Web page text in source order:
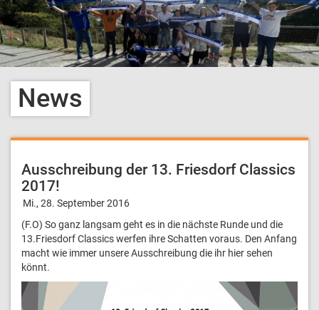
News
Ausschreibung der 13. Friesdorf Classics
2017!
Mi., 28. September 2016
(F.O) So ganz langsam geht es in die nächste Runde und die
13.Friesdorf Classics werfen ihre Schatten voraus. Den Anfang
macht wie immer unsere Ausschreibung die ihr hier sehen
könnt.